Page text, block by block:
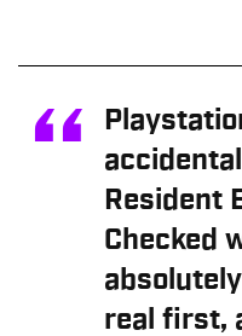
Resident
Checked
real first,